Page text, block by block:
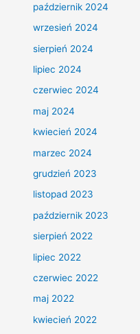
październik 2024
wrzesień 2024
sierpień 2024
lipiec 2024
czerwiec 2024
maj 2024
kwiecień 2024
marzec 2024
grudzień 2023
listopad 2023
październik 2023
sierpień 2022
lipiec 2022
czerwiec 2022
maj 2022
kwiecień 2022